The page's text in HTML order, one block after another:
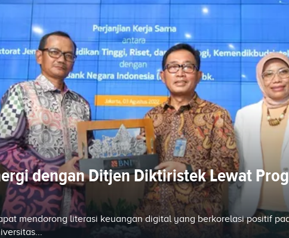
dengan Ditjen Diktiristek Lewat
mendorong literasi keuangan digital yang berkorelasi positif